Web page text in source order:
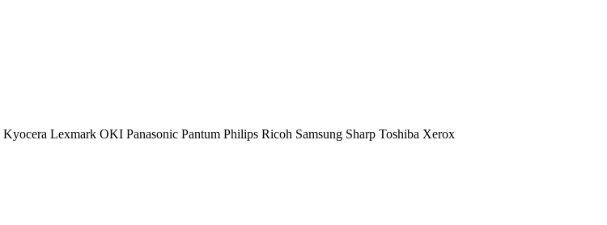
Kyocera Lexmark OKI Panasonic Pantum Philips Ricoh Samsung Sharp Toshiba Xerox